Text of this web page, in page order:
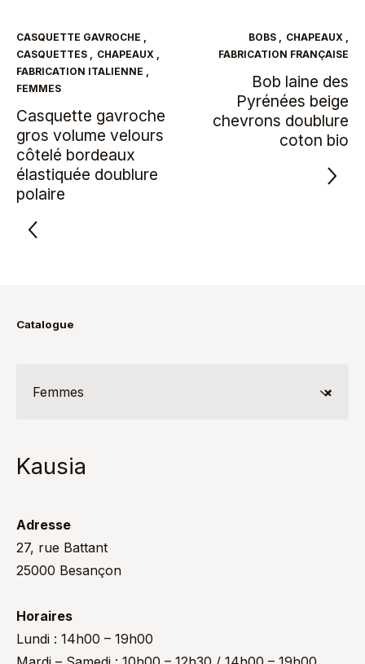
CASQUETTE GAVROCHE ,
CASQUETTES , CHAPEAUX ,
FABRICATION ITALIENNE ,
FEMMES
Casquette gavroche
gros volume velours
côtelé bordeaux
élastiquée doublure
polaire
BOBS , CHAPEAUX ,
FABRICATION FRANÇAISE
Bob laine des
Pyrénées beige
chevrons doublure
coton bio
Catalogue
×
Femmes
Kausia
Adresse
27, rue Battant
25000 Besançon
Horaires
Lundi : 14h00 – 19h00